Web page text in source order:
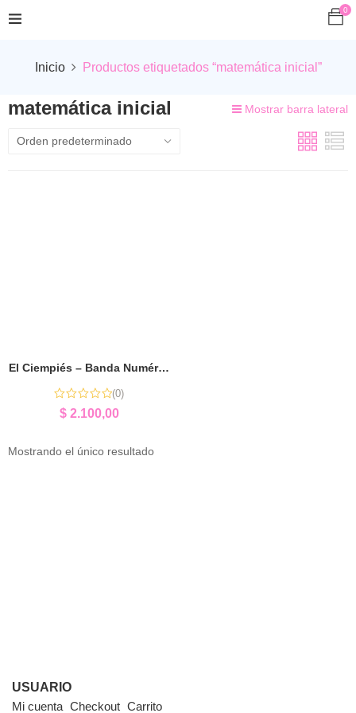
0
Inicio Productos etiquetados “matemática inicial”
matemática inicial Mostrar barra lateral
El Ciempiés – Banda Numérica (1 al 10) | Aprender Jugando con Números
(0)
$2.100,00
Mostrando el único resultado
USUARIO
Mi cuenta Checkout Carrito